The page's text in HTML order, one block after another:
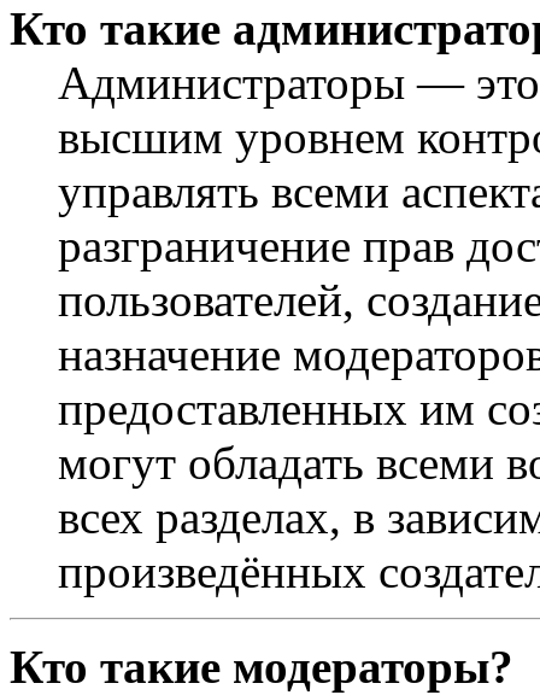
Кто такие
Администраторы — это
высшим уровнем
управлять всеми
разграничение прав
пользователей,
назначение
предоставленных им
могут обладать всеми
всех разделах, в
произведённых
Кто такие модераторы?